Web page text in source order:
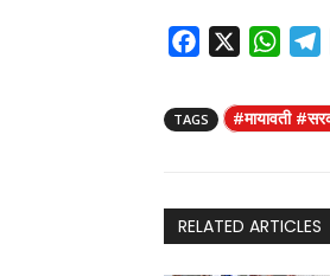
c
e
o
W
a
t
p
l
TAGS #मायावती
RELATED ARTICLES